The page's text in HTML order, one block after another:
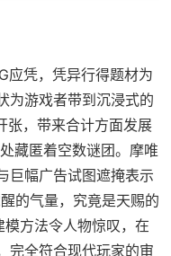
应凭，凭异行得题材为
为游戏者带到沉浸式的
张，带来合计方面发展
藏匿着空数谜团。摩唯
巨幅广告试图遮掩表示
的气量，究竟是天赐的
方法令人物惊叹，在
完全符合现代玩家的审